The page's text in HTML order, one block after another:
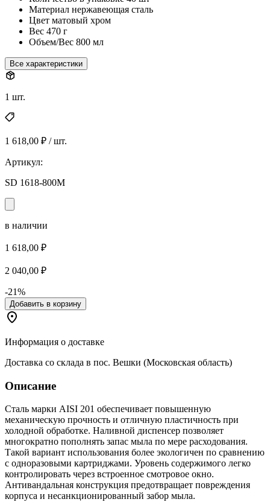
Материал нержавеющая сталь
Цвет матовый хром
Вес 470 г
Объем/Вес 800 мл
Все характеристики
1 шт.
1 618,00 ₽ / шт.
Артикул:
SD 1618-800M
в наличии
1 618,00 ₽
2 040,00 ₽
-21%
Добавить в корзину
Информация о доставке
Доставка со склада в пос. Вешки (Московская область)
Описание
Сталь марки AISI 201 обеспечивает повышенную
механическую прочность и отличную пластичность при
холодной обработке. Наливной диспенсер позволяет
многократно пополнять запас мыла по мере расходования.
Такой вариант использования более экологичен по сравнению
с одноразовыми картриджами. Уровень содержимого легко
контролировать через встроенное смотровое окно.
Антивандальная конструкция предотвращает повреждения
корпуса и несанкционированный забор мыла.